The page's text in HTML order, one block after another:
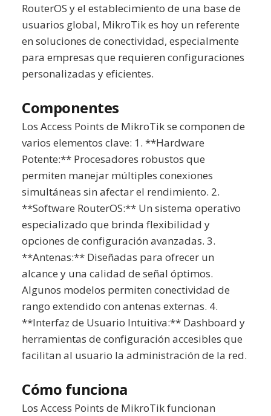
RouterOS y el establecimiento de una base de
usuarios global, MikroTik es hoy un referente
en soluciones de conectividad, especialmente
para empresas que requieren configuraciones
personalizadas y eficientes.
Componentes
Los Access Points de MikroTik se componen de
varios elementos clave: 1. **Hardware
Potente:** Procesadores robustos que
permiten manejar múltiples conexiones
simultáneas sin afectar el rendimiento. 2.
**Software RouterOS:** Un sistema operativo
especializado que brinda flexibilidad y
opciones de configuración avanzadas. 3.
**Antenas:** Diseñadas para ofrecer un
alcance y una calidad de señal óptimos.
Algunos modelos permiten conectividad de
rango extendido con antenas externas. 4.
**Interfaz de Usuario Intuitiva:** Dashboard y
herramientas de configuración accesibles que
facilitan al usuario la administración de la red.
Cómo funciona
Los Access Points de MikroTik funcionan